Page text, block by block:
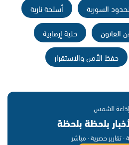
السورية
أسلحة نارية
القانون
خلية إرهابية
حفظ الأمن والاستقرار
إذاعة الشمس
بلحظة بلحظة
· تقارير حصرية · مباشر